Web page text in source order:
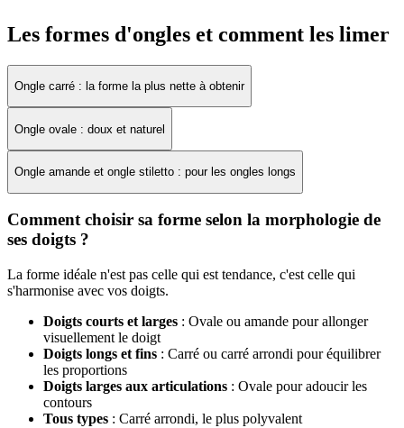
Les formes d'ongles et comment les limer
Ongle carré : la forme la plus nette à obtenir
Ongle ovale : doux et naturel
Ongle amande et ongle stiletto : pour les ongles longs
Comment choisir sa forme selon la morphologie de
ses doigts ?
La forme idéale n'est pas celle qui est tendance, c'est celle qui
s'harmonise avec vos doigts.
Doigts courts et larges : Ovale ou amande pour allonger
visuellement le doigt
Doigts longs et fins : Carré ou carré arrondi pour équilibrer
les proportions
Doigts larges aux articulations : Ovale pour adoucir les
contours
Tous types : Carré arrondi, le plus polyvalent